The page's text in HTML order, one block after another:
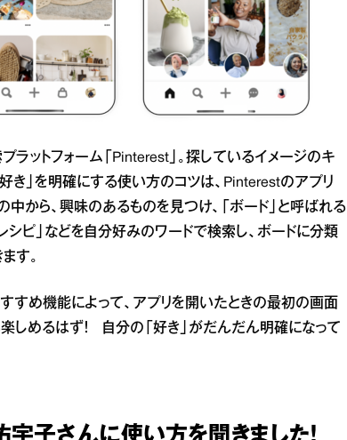
ットフォーム「Pinterest」。探しているイメージのキ
き」を明確にする使い方のコツは、Pinterestのアプリ
から、興味のあるものを見つけ、「ボード」と呼ばれる
レシピ」などを自分好みのワードで検索し、ボードに分類
す。
すめ機能によって、アプリを開いたときの最初の画面
しめるはず！ 自分の「好き」がだんだん明確になって